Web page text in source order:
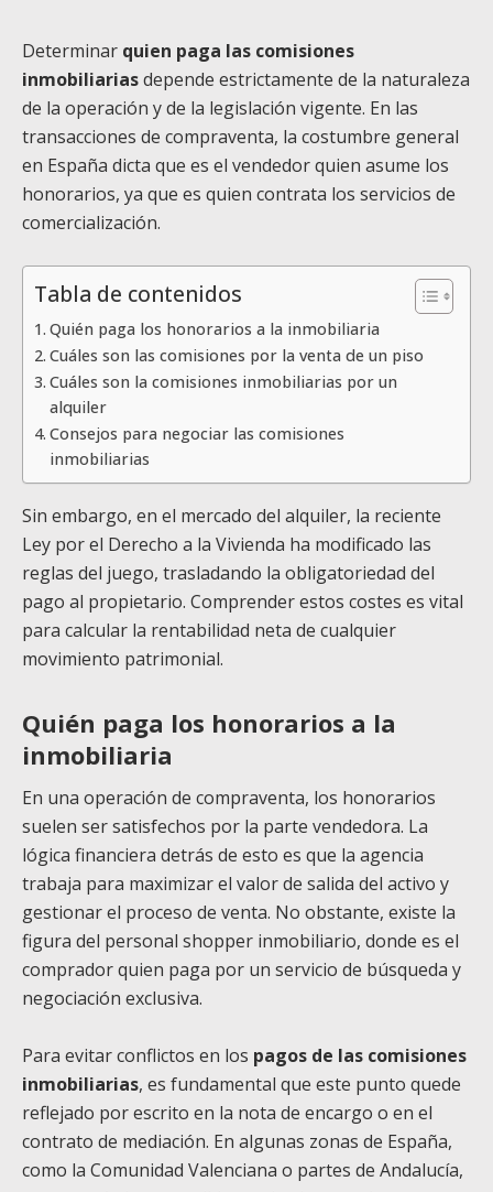
Determinar quien paga las comisiones
inmobiliariasdepende estrictamente de la naturaleza
de la operación y de la legislación vigente. En las
transacciones de compraventa, la costumbre general
en España dicta que es el vendedor quien asume los
honorarios, ya que es quien contrata los servicios de
comercialización.
Tabla de contenidos
Quién paga los honorarios a la inmobiliaria
Cuáles son las comisiones por la venta de un piso
Cuáles son la comisiones inmobiliarias por un
alquiler
Consejos para negociar las comisiones
inmobiliarias
Sin embargo, en el mercado del alquiler, la reciente
Ley por el Derecho a la Vivienda ha modificado las
reglas del juego, trasladando la obligatoriedad del
pago al propietario. Comprender estos costes es vital
para calcular la rentabilidad neta de cualquier
movimiento patrimonial.
Quién paga los honorarios a la
inmobiliaria
En una operación de compraventa, los honorarios
suelen ser satisfechos por la parte vendedora. La
lógica financiera detrás de esto es que la agencia
trabaja para maximizar el valor de salida del activo y
gestionar el proceso de venta. No obstante, existe la
figura del personal shopper inmobiliario, donde es el
comprador quien paga por un servicio de búsqueda y
negociación exclusiva.
Para evitar conflictos en los pagos de las comisiones
inmobiliarias, es fundamental que este punto quede
reflejado por escrito en la nota de encargo o en el
contrato de mediación. En algunas zonas de España,
como la Comunidad Valenciana o partes de Andalucía,